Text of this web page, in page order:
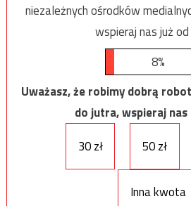
niezależnych ośrodków
wspieraj nas już
8%
Uważasz, że robimy dobrą
do jutra, wspieraj nas
30 zł
50 zł
Inna kwota